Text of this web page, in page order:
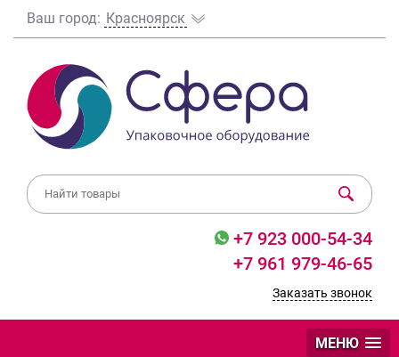
Ваш город: Красноярск
+7 923 000-54-34
+7 961 979-46-65
Заказать звонок
МЕНЮ